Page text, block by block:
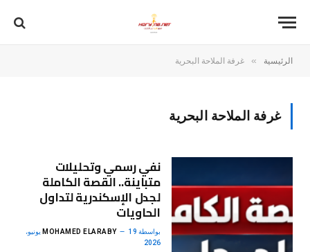
الرئيسية » غرفة الملاحة البحرية
غرفة الملاحة البحرية
نفي رسمي وتحليلات
متباينة.. القصة الكاملة
لجدل الإسكندرية لتداول
الحاويات
بواسطة MOHAMED ELARABY 19 يونيو،
2026